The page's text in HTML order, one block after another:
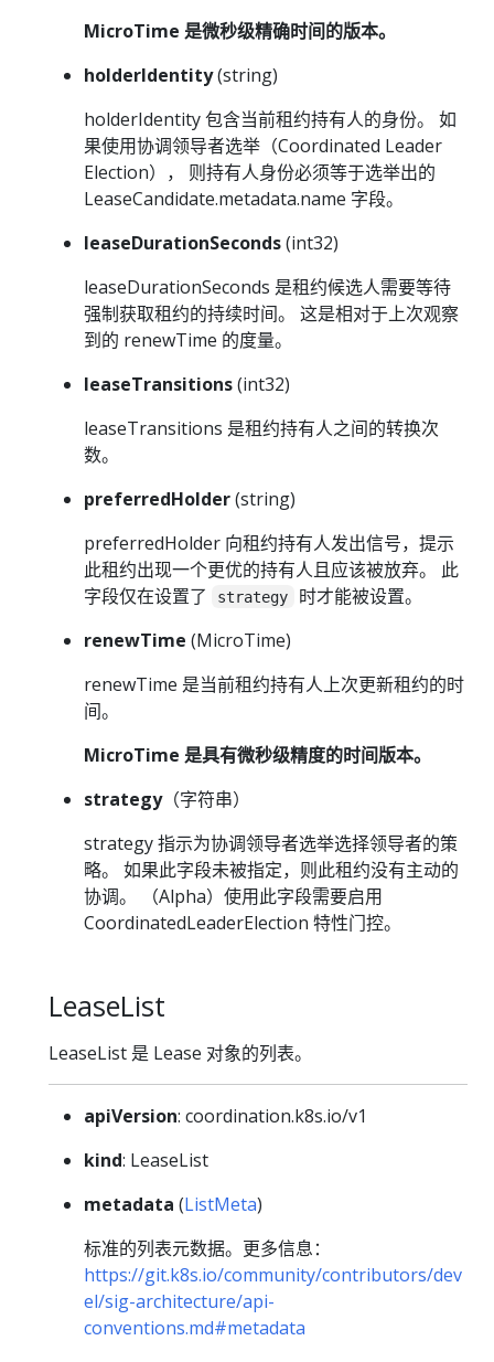
MicroTime 是微秒级精确时间的版本。
holderIdentity(string)
holderIdentity 包含当前租约持有人的身份。 如
果使用协调领导者选举（Coordinated Leader
Election）， 则持有人身份必须等于选举出的
LeaseCandidate.metadata.name 字段。
leaseDurationSeconds(int32)
leaseDurationSeconds 是租约候选人需要等待
强制获取租约的持续时间。 这是相对于上次观察
到的 renewTime 的度量。
leaseTransitions(int32)
leaseTransitions 是租约持有人之间的转换次
数。
preferredHolder(string)
preferredHolder 向租约持有人发出信号，提示
此租约出现一个更优的持有人且应该被放弃。 此
字段仅在设置了
strategy
时才能被设置。
renewTime (MicroTime)
renewTime 是当前租约持有人上次更新租约的时
间。
MicroTime 是具有微秒级精度的时间版本。
strategy（字符串）
strategy 指示为协调领导者选举选择领导者的策
略。 如果此字段未被指定，则此租约没有主动的
协调。 （Alpha）使用此字段需要启用
CoordinatedLeaderElection 特性门控。
LeaseList
LeaseList 是 Lease 对象的列表。
apiVersion: coordination.k8s.io/v1
kind: LeaseList
metadata (ListMeta)
标准的列表元数据。更多信息：
https://git.k8s.io/community/contributors/dev
el/sig-architecture/api-
conventions.md#metadata